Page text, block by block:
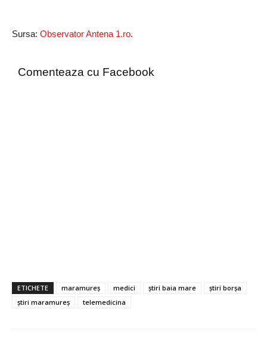
Sursa: Observator Antena 1.ro.
Comenteaza cu Facebook
ETICHETE maramureș medici știri baia mare
știri borșa
știri maramureș
telemedicina